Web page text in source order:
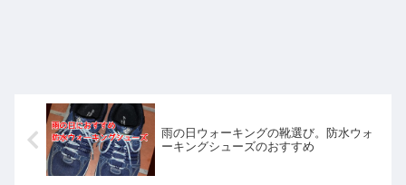
雨の日ウォーキングの靴選び。防水ウォ
ーキングシューズのおすすめ